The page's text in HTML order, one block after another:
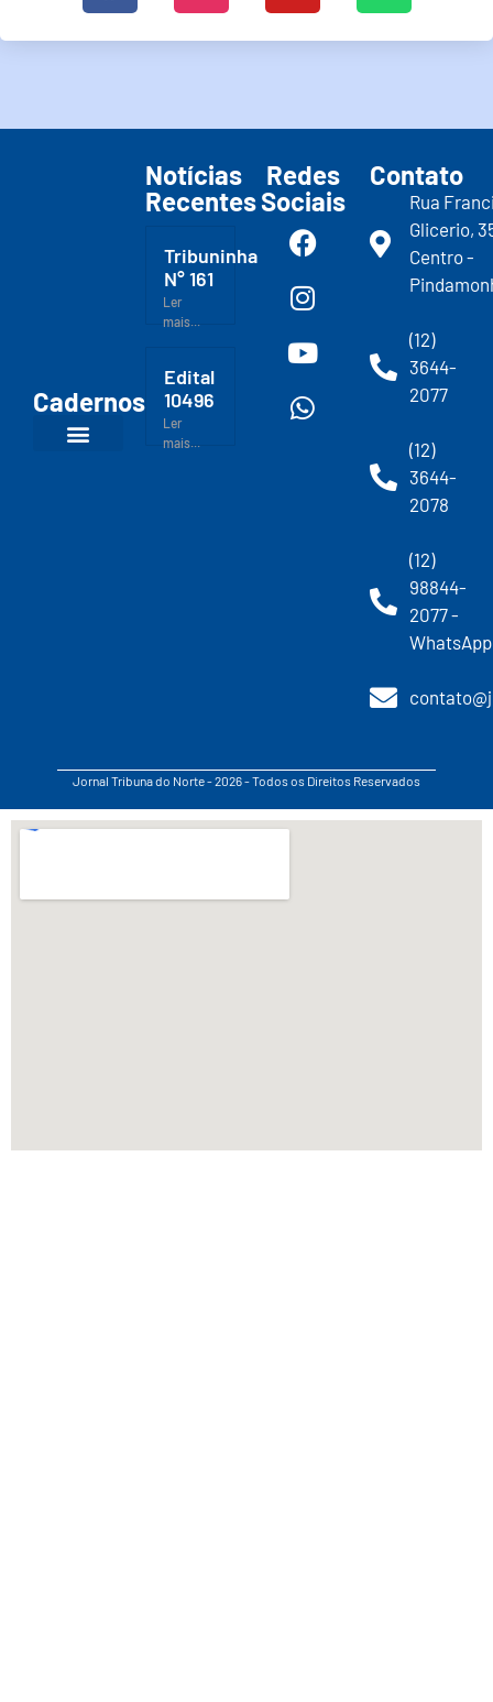
Cadernos
Notícias
Recentes
Tribuninha
N° 161
Ler
mais...
Edital
10496
Ler
mais...
Redes
Sociais
Contato
Rua
Glicerio,
Centro -
(12)
3644-
2077
(12)
3644-
2078
(12)
98844-
2077 -
WhatsApp
Jornal Tribuna do Norte - 2026 - Todos os Direitos Reservados